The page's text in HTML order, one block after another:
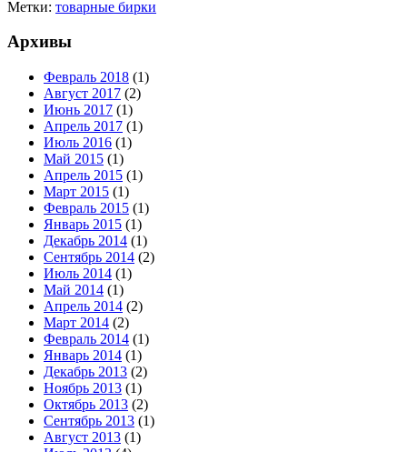
Метки: товарные бирки
Архивы
Февраль 2018 (1)
Август 2017 (2)
Июнь 2017 (1)
Апрель 2017 (1)
Июль 2016 (1)
Май 2015 (1)
Апрель 2015 (1)
Март 2015 (1)
Февраль 2015 (1)
Январь 2015 (1)
Декабрь 2014 (1)
Сентябрь 2014 (2)
Июль 2014 (1)
Май 2014 (1)
Апрель 2014 (2)
Март 2014 (2)
Февраль 2014 (1)
Январь 2014 (1)
Декабрь 2013 (2)
Ноябрь 2013 (1)
Октябрь 2013 (2)
Сентябрь 2013 (1)
Август 2013 (1)